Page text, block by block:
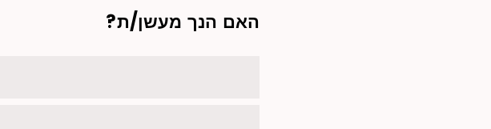
?האם הנך מעשן/ת